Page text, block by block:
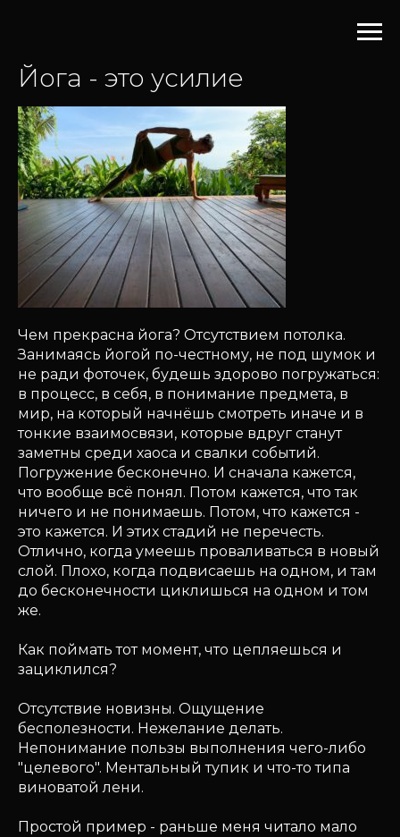
Йога - это усилие
Чем прекрасна йога? Отсутствием потолка.
Занимаясь йогой по-честному, не под шумок и
не ради фоточек, будешь здорово погружаться:
в процесс, в себя, в понимание предмета, в
мир, на который начнёшь смотреть иначе и в
тонкие взаимосвязи, которые вдруг станут
заметны среди хаоса и свалки событий.
Погружение бесконечно. И сначала кажется,
что вообще всё понял. Потом кажется, что так
ничего и не понимаешь. Потом, что кажется -
это кажется. И этих стадий не перечесть.
Отлично, когда умеешь проваливаться в новый
слой. Плохо, когда подвисаешь на одном, и там
до бесконечности циклишься на одном и том
же.
Как поймать тот момент, что цепляешься и
зациклился?
Отсутствие новизны. Ощущение
бесполезности. Нежелание делать.
Непонимание пользы выполнения чего-либо
"целевого". Ментальный тупик и что-то типа
виноватой лени.
Простой пример - раньше меня читало мало